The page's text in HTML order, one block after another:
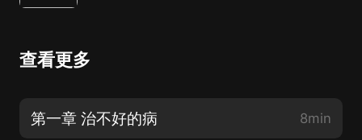
查看更多
第一章 治不好的病 8min